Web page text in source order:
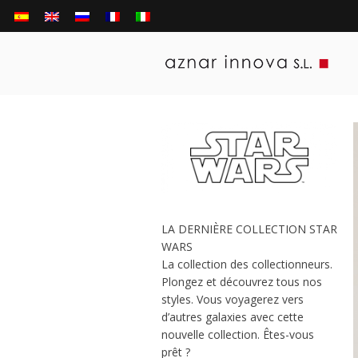
LA DERNIÈRE COLLECTION STAR
WARS
La collection des collectionneurs.
Plongez et découvrez tous nos
styles. Vous voyagerez vers
d’autres galaxies avec cette
nouvelle collection. Êtes-vous
prêt ?